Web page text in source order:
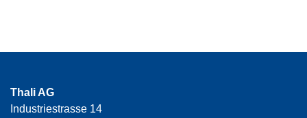
Thali AG
Industriestrasse 14